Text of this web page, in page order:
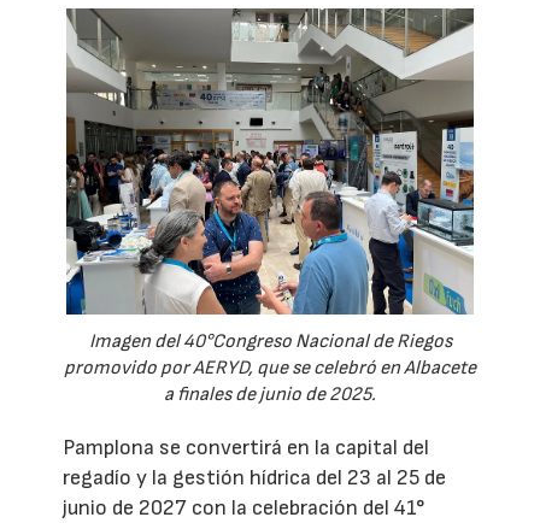
Imagen del 40°Congreso Nacional de Riegos
promovido por AERYD, que se celebró en Albacete
a finales de junio de 2025.
Pamplona se convertirá en la capital del
regadío y la gestión hídrica del 23 al 25 de
junio de 2027 con la celebración del 41°